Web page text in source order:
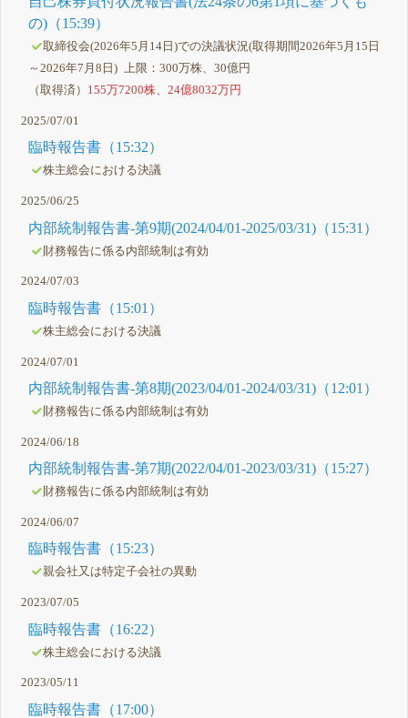
の)（15:39）
取締役会(2026年5月14日)での決議状況(取得期間2026年5月15日
～2026年7月8日) 上限：300万株、30億円
（取得済） 155万7200株、24億8032万円
2025/07/01
臨時報告書（15:32）
株主総会における決議
2025/06/25
内部統制報告書-第9期(2024/04/01-2025/03/31)（15:31）
財務報告に係る内部統制は有効
2024/07/03
臨時報告書（15:01）
株主総会における決議
2024/07/01
内部統制報告書-第8期(2023/04/01-2024/03/31)（12:01）
財務報告に係る内部統制は有効
2024/06/18
内部統制報告書-第7期(2022/04/01-2023/03/31)（15:27）
財務報告に係る内部統制は有効
2024/06/07
臨時報告書（15:23）
親会社又は特定子会社の異動
2023/07/05
臨時報告書（16:22）
株主総会における決議
2023/05/11
臨時報告書（17:00）